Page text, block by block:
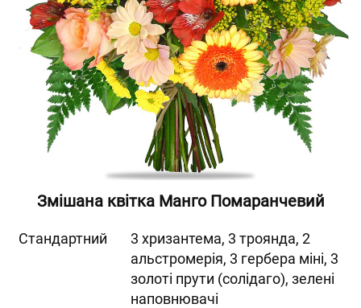
Змішана квітка Манго Помаранчевий
Cтандартний
3 хризантема, 3 троянда, 2
альстромерія, 3 гербера міні, 3
золоті прути (солідаго), зелені
наповнювачі